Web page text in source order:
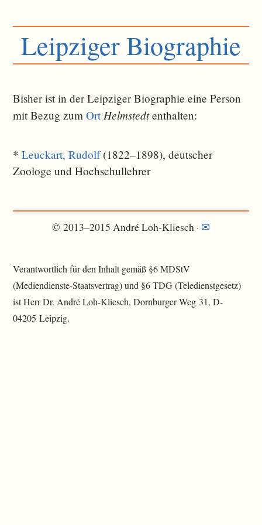
Leipziger Biographie
Bisher ist in der Leipziger Biographie eine Person
mit Bezug zumOrt Helmstedtent­halten:
*Leuckart, Rudolf(1822–1898), deutscher
Zoologe und Hochschullehrer
© 2013–2015 André Loh-Kliesch · ✉
Verantwortlich für den Inhalt gemäß §6 MDStV
(Mediendienste-Staatsvertrag) und §6 TDG (Teledienstgesetz)
ist Herr Dr. André Loh-Kliesch, Dornburger Weg 31, D-
04205 Leipzig.